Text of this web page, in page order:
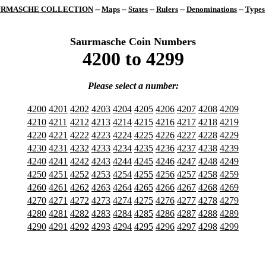
COLLECTION-- Maps -- States -- Rulers -- Denominations -- Types
Saurmasche Coin Numbers
4200 to 4299
Please select a number:
4200 4201 4202 4203 4204 4205 4206 4207 4208 4209
4210 4211 4212 4213 4214 4215 4216 4217 4218 4219
4220 4221 4222 4223 4224 4225 4226 4227 4228 4229
4230 4231 4232 4233 4234 4235 4236 4237 4238 4239
4240 4241 4242 4243 4244 4245 4246 4247 4248 4249
4250 4251 4252 4253 4254 4255 4256 4257 4258 4259
4260 4261 4262 4263 4264 4265 4266 4267 4268 4269
4270 4271 4272 4273 4274 4275 4276 4277 4278 4279
4280 4281 4282 4283 4284 4285 4286 4287 4288 4289
4290 4291 4292 4293 4294 4295 4296 4297 4298 4299